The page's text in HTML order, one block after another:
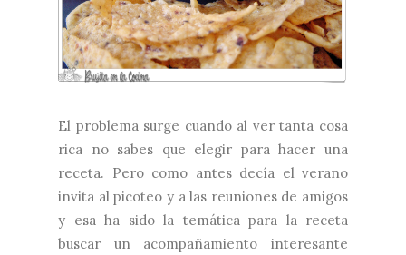
El problema surge cuando al ver tanta cosa
rica no sabes que elegir para hacer una
receta. Pero como antes decía el verano
invita al picoteo y a las reuniones de amigos
y esa ha sido la temática para la receta
buscar un acompañamiento interesante